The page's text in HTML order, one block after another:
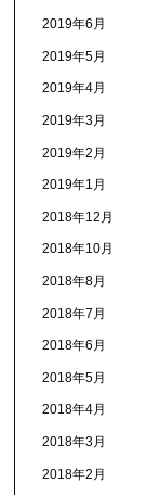
2019年6月
2019年5月
2019年4月
2019年3月
2019年2月
2019年1月
2018年12月
2018年10月
2018年8月
2018年7月
2018年6月
2018年5月
2018年4月
2018年3月
2018年2月